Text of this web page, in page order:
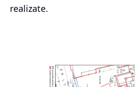
realizate.